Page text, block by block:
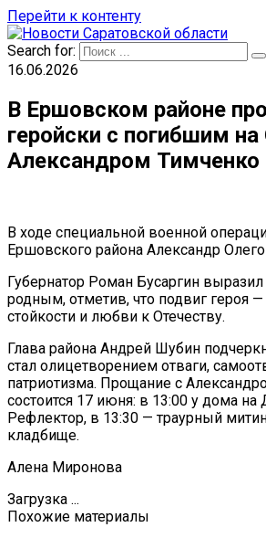
Перейти к контенту
Search for:
16.06.2026
В Ершовском районе
геройски с погибшим
Александром Тимченко
В ходе специальной военной
Ершовского района Александр
Губернатор Роман Бусаргин
родным, отметив, что подвиг героя
стойкости и любви к Отечеству.
Глава района Андрей Шубин
стал олицетворением отваги,
патриотизма. Прощание с
состоится 17 июня: в 13:00 у дома
Рефлектор, в 13:30 — траурный
кладбище.
Алена Миронова
Загрузка ...
Похожие материалы